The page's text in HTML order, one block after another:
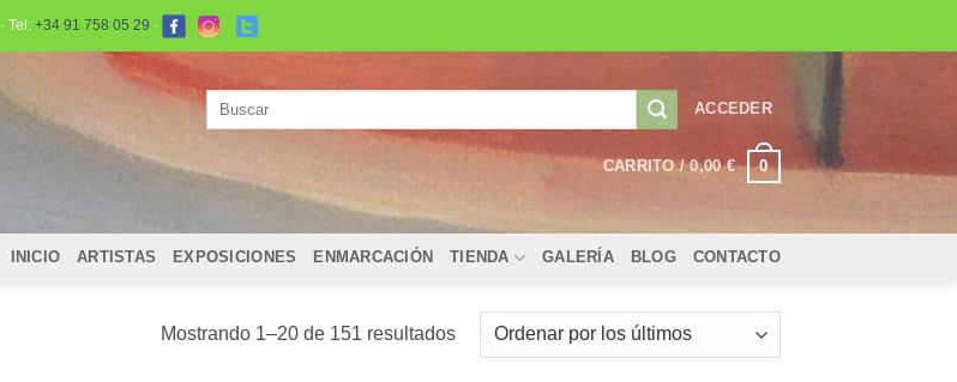
· Tel: +34 91 758 05 29 ·
ACCEDER
CARRITO /0,00€ 0
INICIO ARTISTAS EXPOSICIONES ENMARCACIÓN TIENDA GALERÍA BLOG CONTACTO
Mostrando 1–20 de 151 resultadosOrdenado
por